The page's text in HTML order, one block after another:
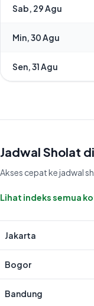
Sab, 29 Agu
Min, 30 Agu
Sen, 31 Agu
Jadwal Sholat
Akses cepat ke jadwal
Lihat indeks semua
Jakarta
Bogor
Bandung